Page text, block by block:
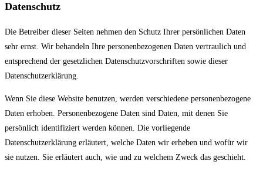
Datenschutz
Die Betreiber dieser Seiten nehmen den Schutz Ihrer persönlichen Daten
sehr ernst. Wir behandeln Ihre personenbezogenen Daten vertraulich und
entsprechend der gesetzlichen Datenschutzvorschriften sowie dieser
Datenschutzerklärung.
Wenn Sie diese Website benutzen, werden verschiedene personenbezogene
Daten erhoben. Personenbezogene Daten sind Daten, mit denen Sie
persönlich identifiziert werden können. Die vorliegende
Datenschutzerklärung erläutert, welche Daten wir erheben und wofür wir
sie nutzen. Sie erläutert auch, wie und zu welchem Zweck das geschieht.